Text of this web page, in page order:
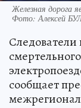
Железная дорога
Фото:Алексей
Следователи
сообщает